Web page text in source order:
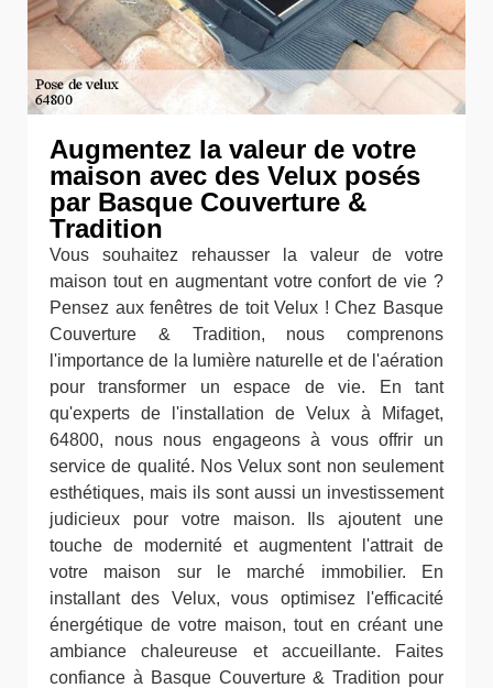
Augmentez la valeur de votre
maison avec des Velux posés
par Basque Couverture &
Tradition
Vous souhaitez rehausser la valeur de votre
maison tout en augmentant votre confort de vie ?
Pensez aux fenêtres de toit Velux ! Chez Basque
Couverture & Tradition, nous comprenons
l'importance de la lumière naturelle et de l'aération
pour transformer un espace de vie. En tant
qu'experts de l'installation de Velux à Mifaget,
64800, nous nous engageons à vous offrir un
service de qualité. Nos Velux sont non seulement
esthétiques, mais ils sont aussi un investissement
judicieux pour votre maison. Ils ajoutent une
touche de modernité et augmentent l'attrait de
votre maison sur le marché immobilier. En
installant des Velux, vous optimisez l'efficacité
énergétique de votre maison, tout en créant une
ambiance chaleureuse et accueillante. Faites
confiance à Basque Couverture & Tradition pour